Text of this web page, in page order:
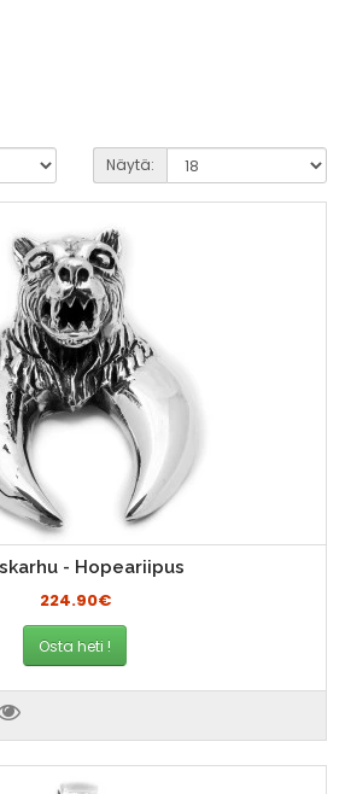
Näytä:
- Hopeariipus
224.90€
Osta heti !